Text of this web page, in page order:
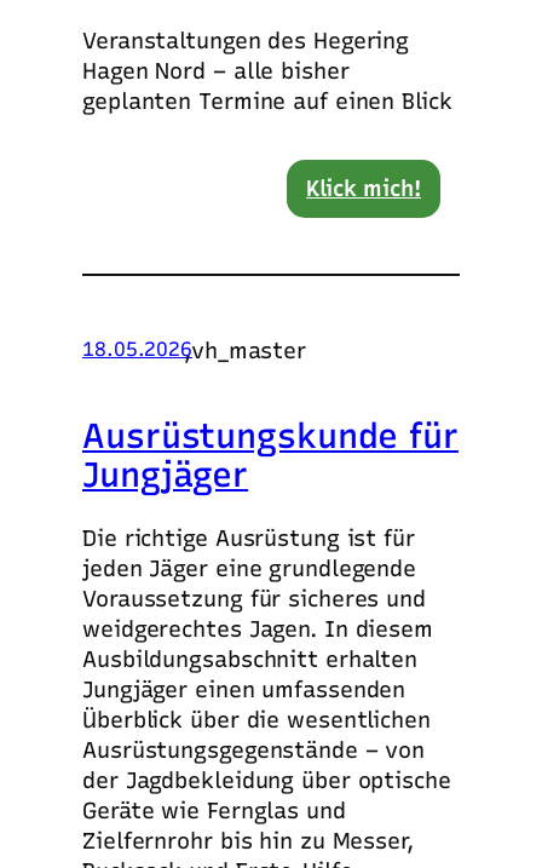
Veranstaltungen des Hegering
Hagen Nord – alle bisher
geplanten Termine auf einen Blick
Klick mich!
18.05.2026
,vh_master
Ausrüstungskunde für
Jungjäger
Die richtige Ausrüstung ist für
jeden Jäger eine grundlegende
Voraussetzung für sicheres und
weidgerechtes Jagen. In diesem
Ausbildungsabschnitt erhalten
Jungjäger einen umfassenden
Überblick über die wesentlichen
Ausrüstungsgegenstände – von
der Jagdbekleidung über optische
Geräte wie Fernglas und
Zielfernrohr bis hin zu Messer,